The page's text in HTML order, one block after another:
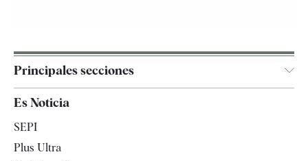
Principales secciones
España
Es Noticia
SEPI
Plus Ultra